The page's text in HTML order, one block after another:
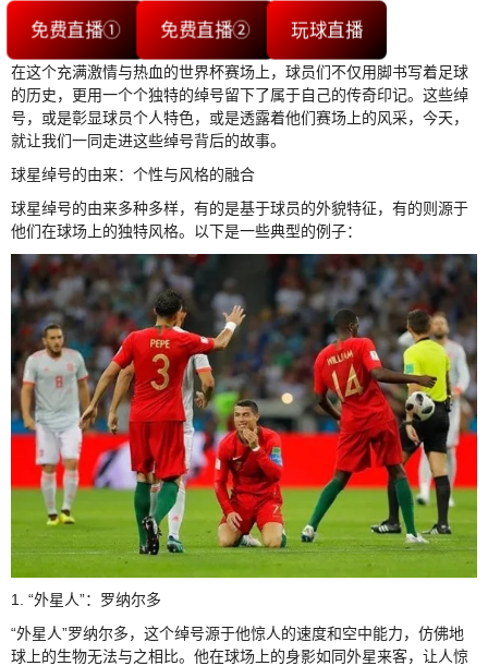
免费直播① 免费直播② 玩球直播
在这个充满激情与热血的世界杯赛场上，球员们不仅用脚书写着足球
的历史，更用一个个独特的绰号留下了属于自己的传奇印记。这些绰
号，或是彰显球员个人特色，或是透露着他们赛场上的风采，今天，
就让我们一同走进这些绰号背后的故事。
球星绰号的由来：个性与风格的融合
球星绰号的由来多种多样，有的是基于球员的外貌特征，有的则源于
他们在球场上的独特风格。以下是一些典型的例子：
1. “外星人”：罗纳尔多
“外星人”罗纳尔多，这个绰号源于他惊人的速度和空中能力，仿佛地
球上的生物无法与之相比。他在球场上的身影如同外星来客，让人惊